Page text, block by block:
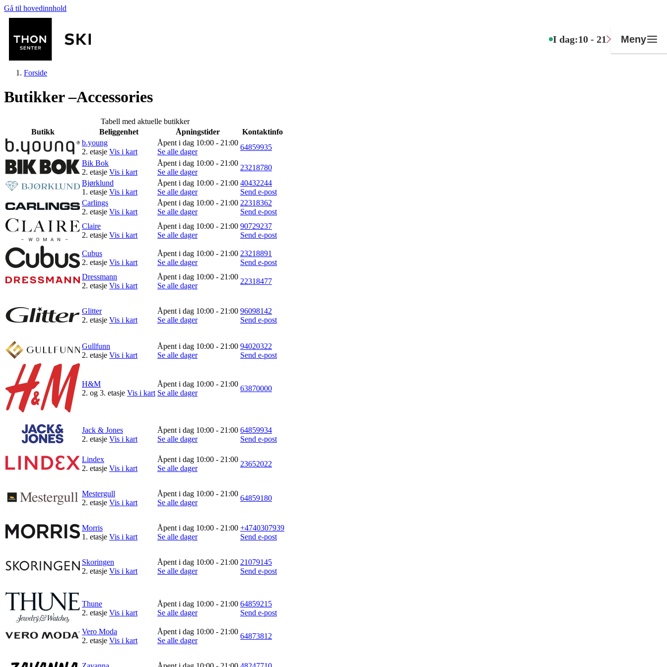
Gå til hovedinnhold
I dag:10 - 21 Meny
Butikker
Mat og drikke
Helse
Aktiviteter
Tilbud
Inspirasjon
Søk
Åpningstider
Ledige stillinger
Magasin
Gavekort
Finn frem
Personal Shopper
Forside
Butikker –Accessories
Tabell med aktuelle butikker
Butikk
Beliggenhet Åpningstider
Kontaktinfo
b.young
2. etasje Vis i kart
Åpent i dag 10:00 - 21:00
Se alle dager
64859935
Bik Bok
2. etasje Vis i kart
Åpent i dag 10:00 - 21:00
Se alle dager
23218780
Bjørklund
1. etasje Vis i kart
Åpent i dag 10:00 - 21:00
Se alle dager
40432244
Send e-post
Carlings
2. etasje Vis i kart
Åpent i dag 10:00 - 21:00
Se alle dager
22318362
Send e-post
Claire
2. etasje Vis i kart
Åpent i dag 10:00 - 21:00
Se alle dager
90729237
Send e-post
Cubus
2. etasje Vis i kart
Åpent i dag 10:00 - 21:00
Se alle dager
23218891
Send e-post
Dressmann
2. etasje Vis i kart
Åpent i dag 10:00 - 21:00
Se alle dager
22318477
Glitter
2. etasje Vis i kart
Åpent i dag 10:00 - 21:00
Se alle dager
96098142
Send e-post
Gullfunn
2. etasje Vis i kart
Åpent i dag 10:00 - 21:00
Se alle dager
94020322
Send e-post
H&M
2. og 3. etasje Vis i kart
Åpent i dag 10:00 - 21:00
Se alle dager
63870000
Jack & Jones
2. etasje Vis i kart
Åpent i dag 10:00 - 21:00
Se alle dager
64859934
Send e-post
Lindex
2. etasje Vis i kart
Åpent i dag 10:00 - 21:00
Se alle dager
23652022
Mestergull
2. etasje Vis i kart
Åpent i dag 10:00 - 21:00
Se alle dager
64859180
Morris
1. etasje Vis i kart
Åpent i dag 10:00 - 21:00
Se alle dager
+4740307939
Send e-post
Skoringen
2. etasje Vis i kart
Åpent i dag 10:00 - 21:00
Se alle dager
21079145
Send e-post
Thune
2. etasje Vis i kart
Åpent i dag 10:00 - 21:00
Se alle dager
64859215
Send e-post
Vero Moda
2. etasje Vis i kart
Åpent i dag 10:00 - 21:00
Se alle dager
64873812